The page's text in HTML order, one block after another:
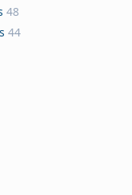
48
44